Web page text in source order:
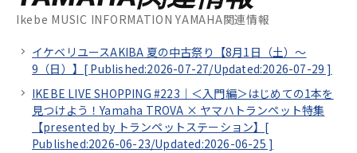
Ikebe MUSIC INFORMATION YAMAHA関連情報
イケベリユースAKIBA 夏の中古祭り【8月1日（土）～
9（日）】[ Published:2026-07-27/Updated:2026-07-29 ]
IKEBE LIVE SHOPPING #223｜＜入門編＞はじめての1本を
見つけよう！Yamaha TROVA × ヤマハトランペット特集
【presented by トランペットステーション】[
Published:2026-06-23/Updated:2026-06-25 ]